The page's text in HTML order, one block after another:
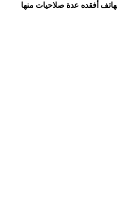
أفقده عدة صلاحيات منها